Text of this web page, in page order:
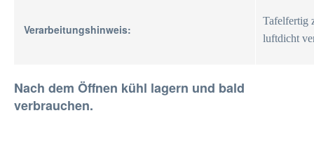
Verarbeitungshinweis:
Tafelfertig
luftdicht
Nach dem Öffnen kühl lagern und bald
verbrauchen.